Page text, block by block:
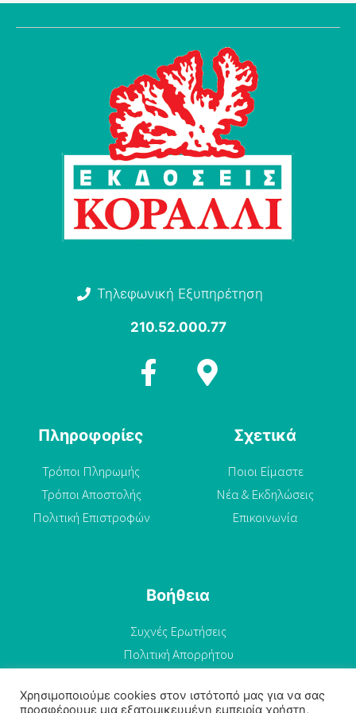
Τηλεφωνική Εξυπηρέτηση
210.52.000.77
Πληροφορίες
Τρόποι Πληρωμής
Τρόποι Αποστολής
Πολιτική Επιστροφών
Σχετικά
Ποιοι Είμαστε
Νέα & Εκδηλώσεις
Επικοινωνία
Βοήθεια
Συχνές Ερωτήσεις
Πολιτική Απορρήτου
Χρησιμοποιούμε cookies στον ιστότοπό μας για να σας
προσφέρουμε μια εξατομικευμένη εμπειρία χρήστη,